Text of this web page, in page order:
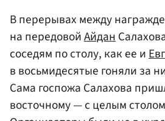
В перерывах между
на передовойАйдан
соседям по столу, как ее и
в восьмидесятые гоняли за
Сама госпожа Салахова
восточному — с целым